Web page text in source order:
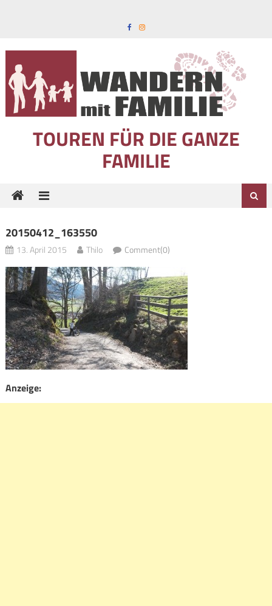
TOUREN FÜR DIE GANZE
FAMILIE
20150412_163550
13. April 2015 Thilo Comment(0)
Anzeige: